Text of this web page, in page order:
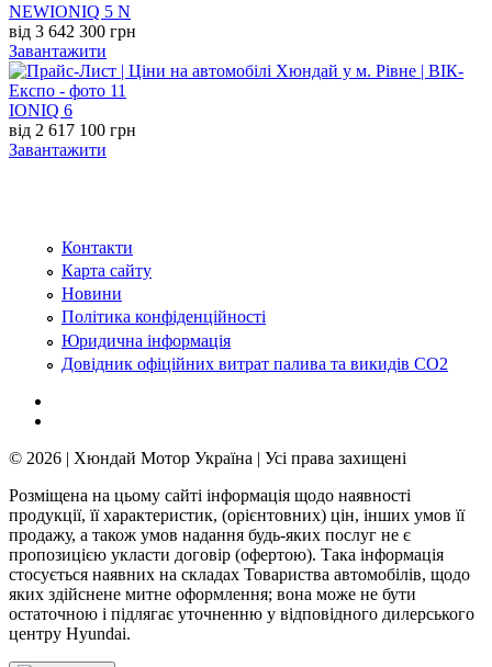
NEWIONIQ 5 N
від 3 642 300 грн
Завантажити
IONIQ 6
від 2 617 100 грн
Завантажити
Контакти
Карта сайту
Новини
Політика конфіденційності
Юридична інформація
Довідник офіційних витрат палива та викидів СО2
© 2026 | Хюндай Мотор Україна | Усі права захищені
Розміщена на цьому сайті інформація щодо наявності
продукції, її характеристик, (орієнтовних) цін, інших умов її
продажу, а також умов надання будь-яких послуг не є
пропозицією укласти договір (офертою). Така інформація
стосується наявних на складах Товариства автомобілів, щодо
яких здійснене митне оформлення; вона може не бути
остаточною і підлягає уточненню у відповідного дилерського
центру Hyundai.